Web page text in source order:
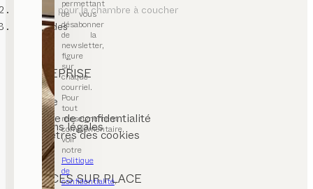
permettant
de vous
désabonner
de la
newsletter,
figure
sur
chaque
courriel.
Pour
tout
renseignement
complémentaire,
voir
notre
Politique
de
confidentialité.
meubles pour la chambre à coucher
commodes
ENTREPRISE
contact
carrière
politique de confidentialité
mentions légales
paramètres des cookies
SERVICES SUR PLACE